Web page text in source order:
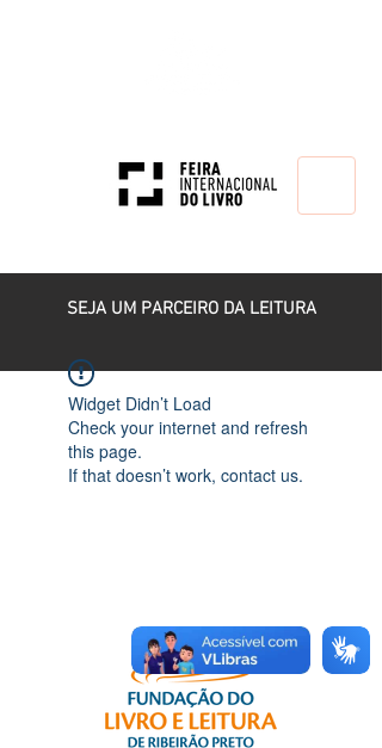
SEJA UM PARCEIRO DA LEITURA
Widget Didn’t Load
Check your internet and refresh
this page.
If that doesn’t work, contact us.